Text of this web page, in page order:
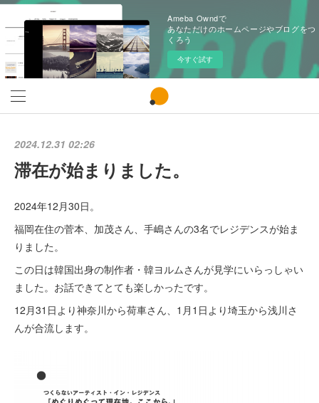
Ameba Owndで
あなただけのホームページやブログをつ
くろう
今すぐ試す
2024.12.31 02:26
滞在が始まりました。
2024年12月30日。
福岡在住の菅本、加茂さん、手嶋さんの3名でレジデンスが始ま
りました。
この日は韓国出身の制作者・韓ヨルムさんが見学にいらっしゃい
ました。お話できてとても楽しかったです。
12月31日より神奈川から荷車さん、1月1日より埼玉から浅川さ
んが合流します。